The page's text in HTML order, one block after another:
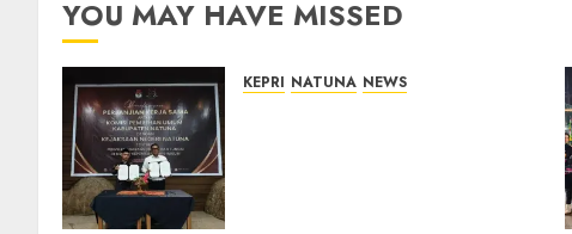
YOU MAY HAVE MISSED
KEPRI NATUNA NEWS